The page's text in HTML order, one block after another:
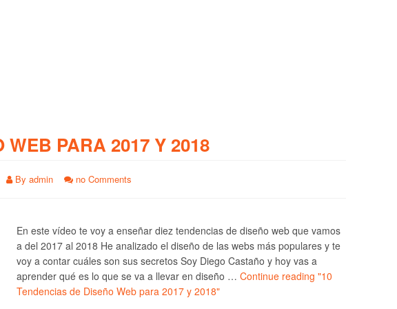
PARA 2017 Y 2018
By admin no Comments
En este vídeo te voy a enseñar diez tendencias de diseño web que vamos
a del 2017 al 2018 He analizado el diseño de las webs más populares y te
voy a contar cuáles son sus secretos Soy Diego Castaño y hoy vas a
aprender qué es lo que se va a llevar en diseño … Continue reading "10
Tendencias de Diseño Web para 2017 y 2018"